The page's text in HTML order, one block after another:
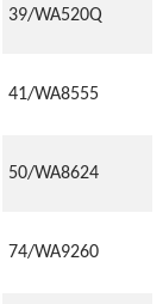
39/WA520Q
41/WA8555
50/WA8624
74/WA9260